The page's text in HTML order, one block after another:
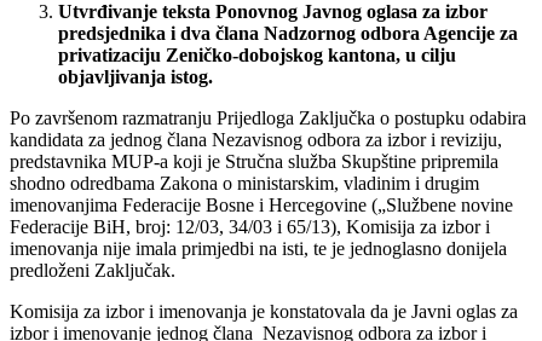
Utvrđivanje teksta Ponovnog Javnog oglasa za izbor
predsjednika i dva člana Nadzornog odbora Agencije za
privatizaciju Zeničko-dobojskog kantona, u cilju
objavljivanja istog.
Po završenom razmatranju Prijedloga Zaključka o postupku odabira
kandidata za jednog člana Nezavisnog odbora za izbor i reviziju,
predstavnika MUP-a koji je Stručna služba Skupštine pripremila
shodno odredbama Zakona o ministarskim, vladinim i drugim
imenovanjima Federacije Bosne i Hercegovine („Službene novine
Federacije BiH, broj: 12/03, 34/03 i 65/13), Komisija za izbor i
imenovanja nije imala primjedbi na isti, te je jednoglasno donijela
predloženi Zaključak.
Komisija za izbor i imenovanja je konstatovala da je Javni oglas za
izbor i imenovanje jednog člana Nezavisnog odbora za izbor i